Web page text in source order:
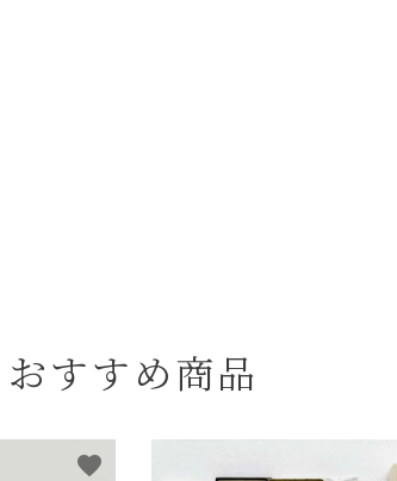
おすすめ商品
favorite